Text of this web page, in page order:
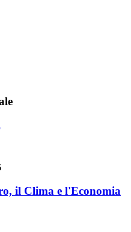
il Clima e l'Economia